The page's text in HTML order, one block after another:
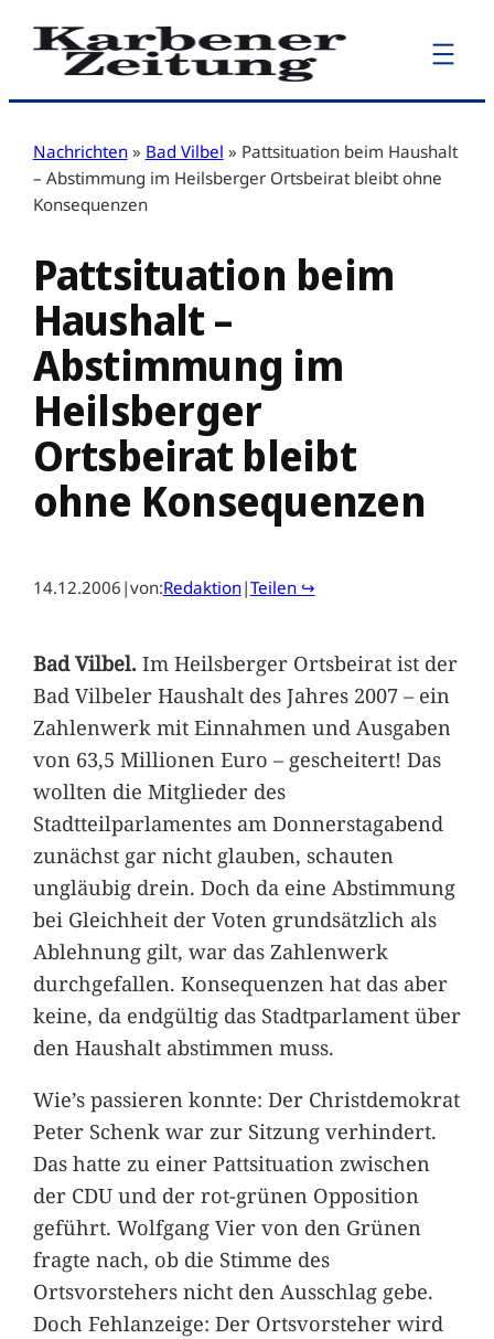
Zum
Inhalt
Nachrichten » Bad Vilbel » Pattsituation beim Haushalt
– Abstimmung im Heilsberger Ortsbeirat bleibt ohne
Konsequenzen
Pattsituation beim
Haushalt –
Abstimmung im
Heilsberger
Ortsbeirat bleibt
ohne Konsequenzen
14.12.2006 |von:Redaktion|Teilen ↪
Bad Vilbel.Im Heilsberger Ortsbeirat ist der
Bad Vilbeler Haushalt des Jahres 2007 – ein
Zahlenwerk mit Einnahmen und Ausgaben
von 63,5 Millionen Euro – gescheitert! Das
wollten die Mitglieder des
Stadtteilparlamentes am Donnerstagabend
zunächst gar nicht glauben, schauten
ungläubig drein. Doch da eine Abstimmung
bei Gleichheit der Voten grundsätzlich als
Ablehnung gilt, war das Zahlenwerk
durchgefallen. Konsequenzen hat das aber
keine, da endgültig das Stadtparlament über
den Haushalt abstimmen muss.
Wie’s passieren konnte: Der Christdemokrat
Peter Schenk war zur Sitzung verhindert.
Das hatte zu einer Pattsituation zwischen
der CDU und der rot-grünen Opposition
geführt. Wolfgang Vier von den Grünen
fragte nach, ob die Stimme des
Ortsvorstehers nicht den Ausschlag gebe.
Doch Fehlanzeige: Der Ortsvorsteher wird